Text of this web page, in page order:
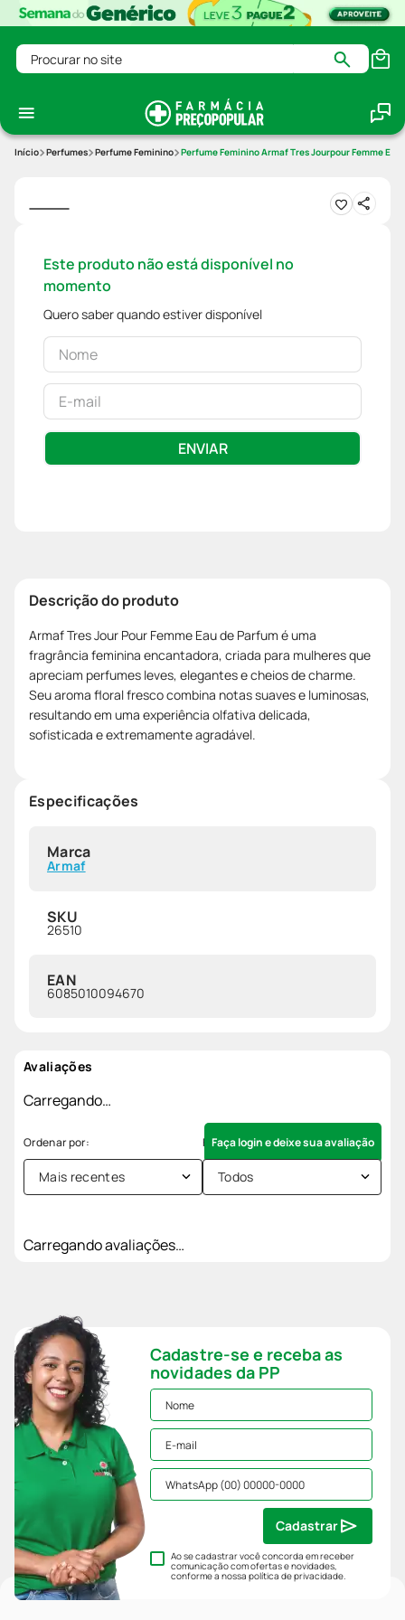
Procurar no site
Perfumes Perfume Feminino Perfume Feminino Armaf Tres Jourpour Femme Edp
Este produto não está disponível no
momento
Quero saber quando estiver disponível
ENVIAR
Descrição do produto
Armaf Tres Jour Pour Femme Eau de Parfum é uma
fragrância feminina encantadora, criada para mulheres que
apreciam perfumes leves, elegantes e cheios de charme.
Seu aroma floral fresco combina notas suaves e luminosas,
resultando em uma experiência olfativa delicada,
sofisticada e extremamente agradável.
Especificações
Marca
Armaf
SKU
26510
EAN
6085010094670
Avaliações
Carregando…
Faça login e deixe sua avaliação
Mais recentes Todos
Carregando avaliações…
Cadastre-se e receba as
novidades da PP
Ao se cadastrar você concorda em receber
comunicação com ofertas e novidades,
conforme a nossapolítica de privacidade.
Cadastrar